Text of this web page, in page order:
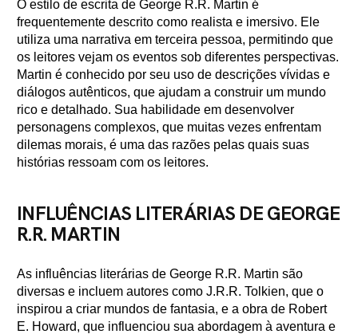
O estilo de escrita de George R.R. Martin é
frequentemente descrito como realista e imersivo. Ele
utiliza uma narrativa em terceira pessoa, permitindo que
os leitores vejam os eventos sob diferentes perspectivas.
Martin é conhecido por seu uso de descrições vívidas e
diálogos autênticos, que ajudam a construir um mundo
rico e detalhado. Sua habilidade em desenvolver
personagens complexos, que muitas vezes enfrentam
dilemas morais, é uma das razões pelas quais suas
histórias ressoam com os leitores.
INFLUÊNCIAS LITERÁRIAS DE GEORGE
R.R. MARTIN
As influências literárias de George R.R. Martin são
diversas e incluem autores como J.R.R. Tolkien, que o
inspirou a criar mundos de fantasia, e a obra de Robert
E. Howard, que influenciou sua abordagem à aventura e